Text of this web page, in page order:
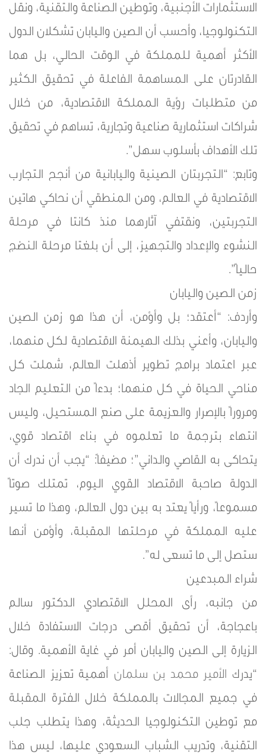
الاستثمارات الأجنبية، وتوطين الصناعة والتقنية، ونقل
التكنولوجيا، وأحسب أن الصين واليابان تشكلان الدول
الأكثر أهمية للمملكة في الوقت الحالي، بل هما
القادرتان على المساهمة الفاعلة في تحقيق الكثير
من متطلبات رؤية المملكة الاقتصادية، من خلال
شراكات استثمارية صناعية وتجارية، تساهم في تحقيق
تلك الأهداف بأسلوب سهل”.
وتابع: “التجربتان الصينية واليابانية من أنجح التجارب
الاقتصادية في العالم، ومن المنطقي أن نحاكي هاتين
التجربتين، ونقتفي آثارهما منذ كانتا في مرحلة
النشوء والإعداد والتجهيز، إلى أن بلغتا مرحلة النضج
حالياً”.
زمن الصين واليابان
وأردف: “أعتقد؛ بل وأؤمن، أن هذا هو زمن الصين
واليابان، وأعني بذلك الهيمنة الاقتصادية لكل منهما،
عبر اعتماد برامج تطوير أذهلت العالم، شملت كل
مناحي الحياة في كل منهما؛ بدءاً من التعليم الجاد
ومروراً بالإصرار والعزيمة على صنع المستحيل، وليس
انتهاء بترجمة ما تعلموه في بناء اقتصاد قوي،
يتحاكى به القاصي والداني”؛ مضيفاً: “يجب أن ندرك أن
الدولة صاحبة الاقتصاد القوي اليوم، تمتلك صوتاً
مسموعاً، ورأياً يعتد به بين دول العالم، وهذا ما تسير
عليه المملكة في مرحلتها المقبلة، وأؤمن أنها
ستصل إلى ما تسعى له”.
شراء المبدعين
من جانبه، رأى المحلل الاقتصادي الدكتور سالم
باعجاجة، أن تحقيق أقصى درجات الاستفادة خلال
الزيارة إلى الصين واليابان أمر في غاية الأهمية. وقال:
“يدرك الأمير محمد بن سلمان أهمية تعزيز الصناعة
في جميع المجالات بالمملكة خلال الفترة المقبلة
مع توطين التكنولوجيا الحديثة، وهذا يتطلب جلب
التقنية، وتدريب الشباب السعودي عليها، ليس هذا